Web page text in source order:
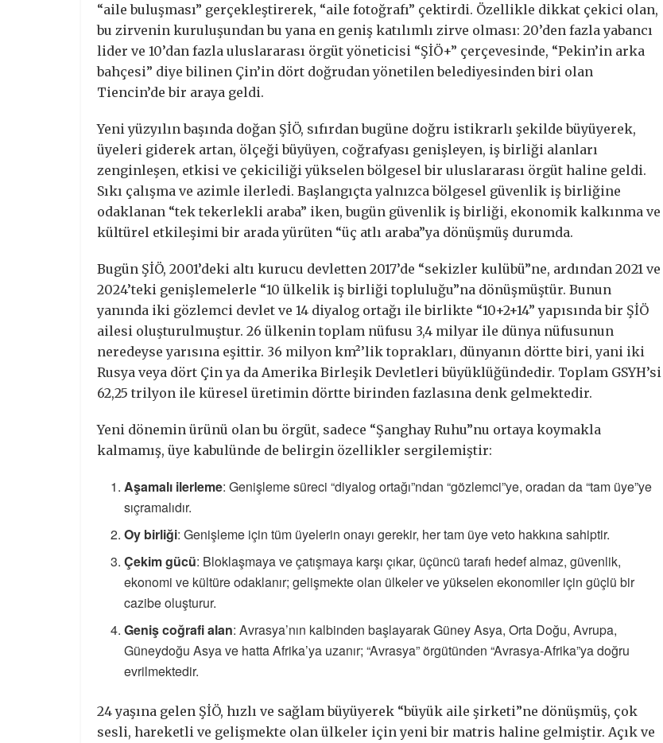
“aile buluşması” gerçekleştirerek, “aile fotoğrafı” çektirdi. Özellikle dikkat çekici olan,
bu zirvenin kuruluşundan bu yana en geniş katılımlı zirve olması: 20’den fazla yabancı
lider ve 10’dan fazla uluslararası örgüt yöneticisi “ŞİÖ+” çerçevesinde, “Pekin’in arka
bahçesi” diye bilinen Çin’in dört doğrudan yönetilen belediyesinden biri olan
Tiencin’de bir araya geldi.
Yeni yüzyılın başında doğan ŞİÖ, sıfırdan bugüne doğru istikrarlı şekilde büyüyerek,
üyeleri giderek artan, ölçeği büyüyen, coğrafyası genişleyen, iş birliği alanları
zenginleşen, etkisi ve çekiciliği yükselen bölgesel bir uluslararası örgüt haline geldi.
Sıkı çalışma ve azimle ilerledi. Başlangıçta yalnızca bölgesel güvenlik iş birliğine
odaklanan “tek tekerlekli araba” iken, bugün güvenlik iş birliği, ekonomik kalkınma ve
kültürel etkileşimi bir arada yürüten “üç atlı araba”ya dönüşmüş durumda.
Bugün ŞİÖ, 2001’deki altı kurucu devletten 2017’de “sekizler kulübü”ne, ardından 2021 ve
2024’teki genişlemelerle “10 ülkelik iş birliği topluluğu”na dönüşmüştür. Bunun
yanında iki gözlemci devlet ve 14 diyalog ortağı ile birlikte “10+2+14” yapısında bir ŞİÖ
ailesi oluşturulmuştur. 26 ülkenin toplam nüfusu 3,4 milyar ile dünya nüfusunun
neredeyse yarısına eşittir. 36 milyon km²’lik toprakları, dünyanın dörtte biri, yani iki
Rusya veya dört Çin ya da Amerika Birleşik Devletleri büyüklüğündedir. Toplam GSYH’si
62,25 trilyon ile küresel üretimin dörtte birinden fazlasına denk gelmektedir.
Yeni dönemin ürünü olan bu örgüt, sadece “Şanghay Ruhu”nu ortaya koymakla
kalmamış, üye kabulünde de belirgin özellikler sergilemiştir:
Aşamalı ilerleme: Genişleme süreci “diyalog ortağı”ndan “gözlemci”ye, oradan da “tam üye”ye
sıçramalıdır.
Oy birliği: Genişleme için tüm üyelerin onayı gerekir, her tam üye veto hakkına sahiptir.
Çekim gücü: Bloklaşmaya ve çatışmaya karşı çıkar, üçüncü tarafı hedef almaz, güvenlik,
ekonomi ve kültüre odaklanır; gelişmekte olan ülkeler ve yükselen ekonomiler için güçlü bir
cazibe oluşturur.
Geniş coğrafi alan: Avrasya’nın kalbinden başlayarak Güney Asya, Orta Doğu, Avrupa,
Güneydoğu Asya ve hatta Afrika’ya uzanır; “Avrasya” örgütünden “Avrasya-Afrika”ya doğru
evrilmektedir.
24 yaşına gelen ŞİÖ, hızlı ve sağlam büyüyerek “büyük aile şirketi”ne dönüşmüş, çok
sesli, hareketli ve gelişmekte olan ülkeler için yeni bir matris haline gelmiştir. Açık ve